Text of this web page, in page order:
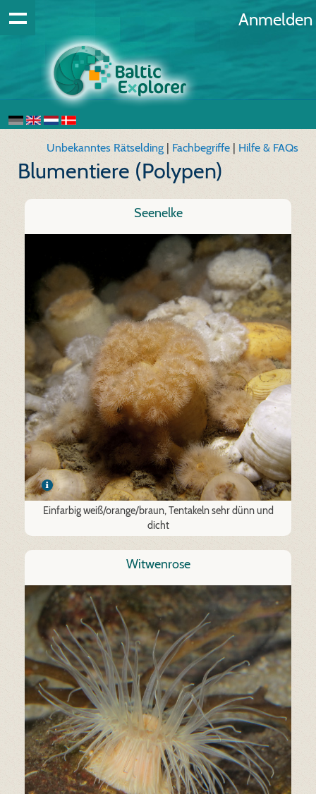
Anmelden
Unbekanntes Rätselding | Fachbegriffe | Hilfe & FAQs
Blumentiere (Polypen)
Seenelke
Einfarbig weiß/orange/braun, Tentakeln sehr dünn und
dicht
Witwenrose